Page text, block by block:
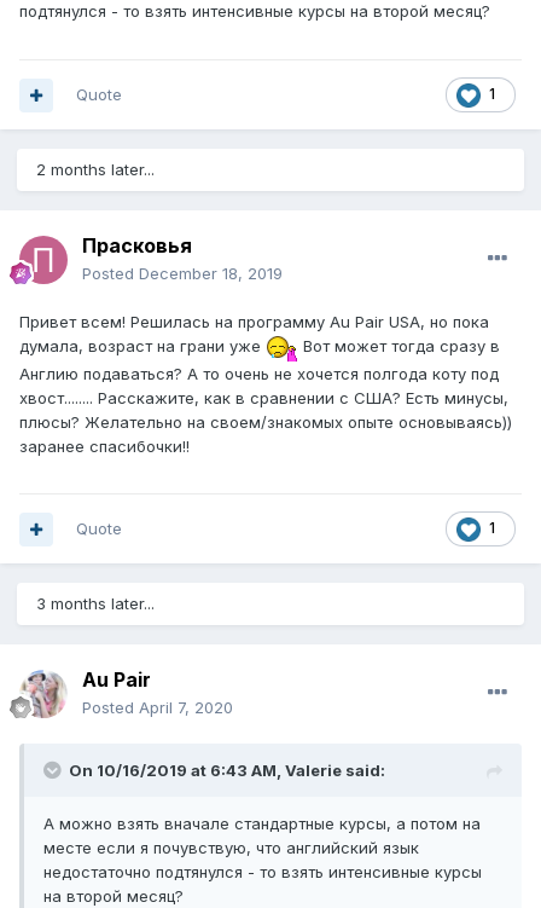
подтянулся - то взять интенсивные курсы на второй месяц?
1
Quote
2 months later...
Прасковья
Posted December 18, 2019
Привет всем! Решилась на программу Au Pair USA, но пока
думала, возраст на грани уже
Вот может тогда сразу в
Англию подаваться? А то очень не хочется полгода коту под
хвост........ Расскажите, как в сравнении с США? Есть минусы,
плюсы? Желательно на своем/знакомых опыте основываясь))
заранее спасибочки!!
1
Quote
3 months later...
Au Pair
Posted April 7, 2020
On 10/16/2019 at 6:43 AM, Valerie said:
А можно взять вначале стандартные курсы, а потом на
месте если я почувствую, что английский язык
недостаточно подтянулся - то взять интенсивные курсы
на второй месяц?